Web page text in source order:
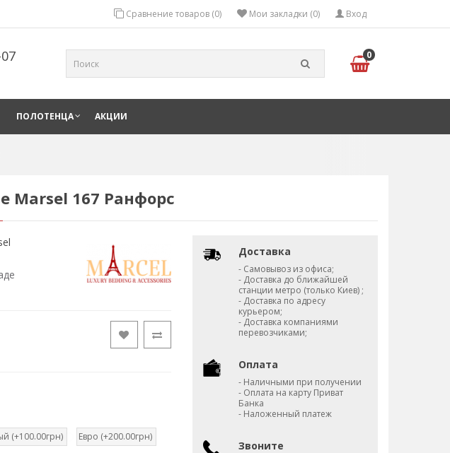
Вход
Мои закладки (0)
Сравнение товаров (0)
0
ПОЛОТЕНЦА АКЦИИ
Marsel 167 Ранфорс
(+100.00грн) Евро (+200.00грн)
Доставка
- Самовывоз из офиса;
- Доставка до ближайшей
станции метро (только Киев) ;
- Доставка по адресу
курьером;
- Доставка компаниями
перевозчиками;
Оплата
- Наличными при получении
- Оплата на карту Приват
Банка
- Наложенный платеж
Звоните